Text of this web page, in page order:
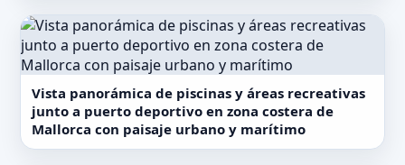
Vista panorámica de piscinas y áreas recreativas
junto a puerto deportivo en zona costera de
Mallorca con paisaje urbano y marítimo